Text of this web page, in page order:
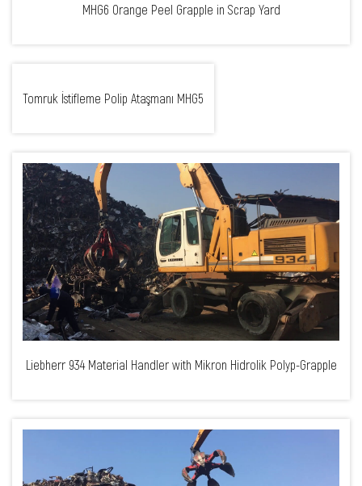
MHG6 Orange Peel Grapple in Scrap Yard
Tomruk İstifleme Polip Ataşmanı MHG5
Liebherr 934 Material Handler with Mikron Hidrolik Polyp-Grapple